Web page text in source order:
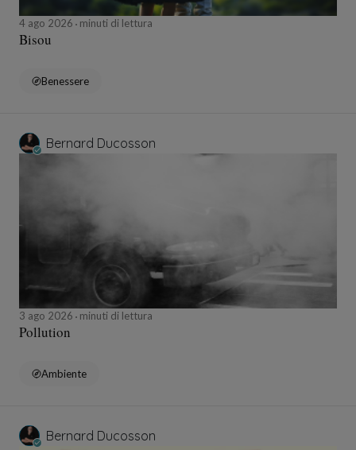
4 ago 2026 minuti di lettura
Bisou
Benessere
Bernard Ducosson
3 ago 2026 minuti di lettura
Pollution
Ambiente
Bernard Ducosson